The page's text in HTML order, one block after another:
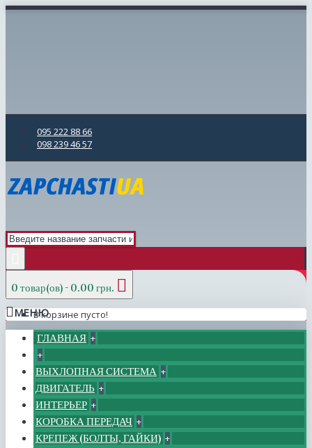
095 222 88 66
098 239 46 57
0 товар(ов) - 0.00 грн.
В корзине пусто!
МЕНЮ
ГЛАВНАЯ +
+
ВЫХЛОПНАЯ СИСТЕМА +
ДВИГАТЕЛЬ +
ИНТЕРЬЕР +
КОРОБКА ПЕРЕДАЧ +
КРЕПЕЖ (БОЛТЫ, ГАЙКИ) +